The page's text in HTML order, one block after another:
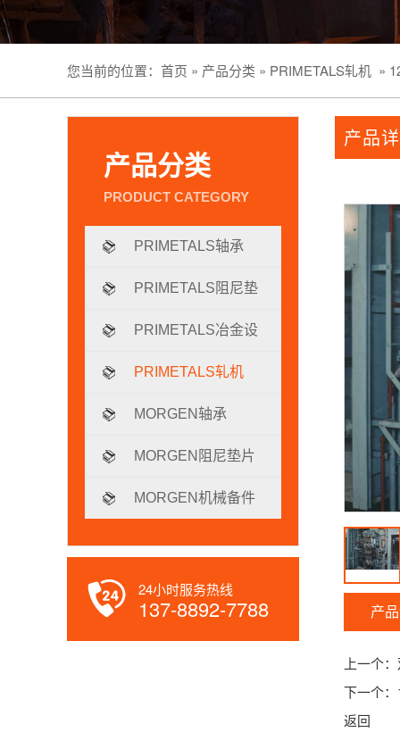
您当前的位置： 首页 » 产品分类 » PRIMETALS轧机 »
产品分类
PRIMETALS轴承
PRIMETALS阻尼垫
片
PRIMETALS冶金设
备
PRIMETALS轧机
MORGEN轴承
MORGEN阻尼垫片
MORGEN机械备件
24小时服务热线
137-8892-7788
产品
产
上一个：
下一个：
返回